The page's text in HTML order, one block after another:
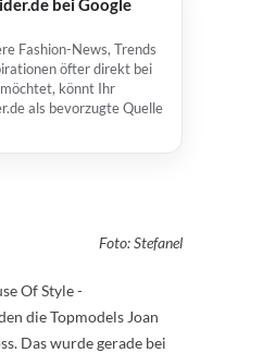
bei Google
Fashion-News, Trends
öfter direkt bei
könnt Ihr
als bevorzugte Quelle
Foto: Stefanel
Of Style -
die Topmodels Joan
Das wurde gerade bei